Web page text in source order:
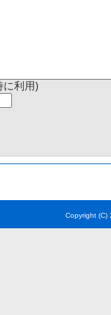
に利用)
Copyright